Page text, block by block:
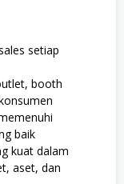
setiap
booth
baik
kuat dalam
aset, dan